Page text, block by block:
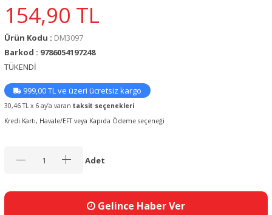
154,90 TL
Ürün Kodu : DM3097
Barkod : 9786054197248
TÜKENDİ
999,00 TL ve üzeri ücretsiz kargo
30,46 TL x 6 ay’a varan taksit seçenekleri
Kredi Kartı, Havale/EFT veya Kapıda Ödeme seçeneği
Adet
Gelince Haber Ver